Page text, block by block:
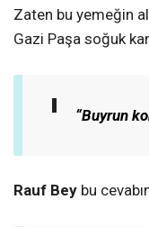
Zaten bu yemeğin
Gazi Paşa soğuk
“Buyrun
Rauf Bey bu